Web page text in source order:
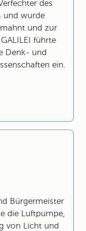
des
und wurde
und zur
führte
Denk- und
ein.
Bürgermeister
die Luftpumpe,
von Licht und